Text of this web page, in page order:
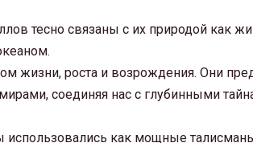
тесно связаны с их природой как
жизни, роста и возрождения. Они
соединяя нас с глубинными
как мощные